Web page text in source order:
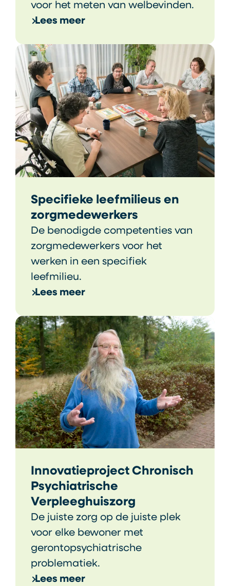
voor het meten van welbevinden.
Lees meer
Specifieke leefmilieus en
zorgmedewerkers
De benodigde competenties van
zorgmedewerkers voor het
werken in een specifiek
leefmilieu.
Lees meer
Innovatieproject Chronisch
Psychiatrische
Verpleeghuiszorg
De juiste zorg op de juiste plek
voor elke bewoner met
gerontopsychiatrische
problematiek.
Lees meer